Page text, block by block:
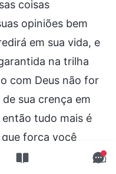
coisas
opiniões bem
em sua vida, e
na trilha
com Deus não for
sua crença em
tudo mais é
força você
Somente